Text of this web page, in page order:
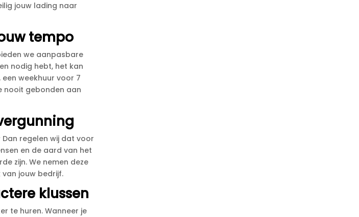
jouw lading naar
tempo
we aanpasbare
nodig hebt, het kan
weekhuur voor 7
nooit gebonden aan
regelen wij dat voor
en de aard van het
zijn.​ We nemen deze
jouw bedrijf.​
klussen
te huren.​ Wanneer je